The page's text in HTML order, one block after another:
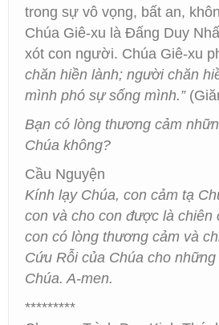
trong sự vô vọng, bất an,
Chúa Giê-xu là Đấng Duy
xót con người. Chúa Giê-xu
chăn hiền lành; người chăn
mình phó sự sống mình.”
Bạn có lòng thương cảm
Chúa không?
Cầu Nguyện
Kính lạy Chúa, con cảm tạ
con và cho con được là chiên
con có lòng thương cảm và
Cứu Rỗi của Chúa cho
Chúa. A-men.
*********